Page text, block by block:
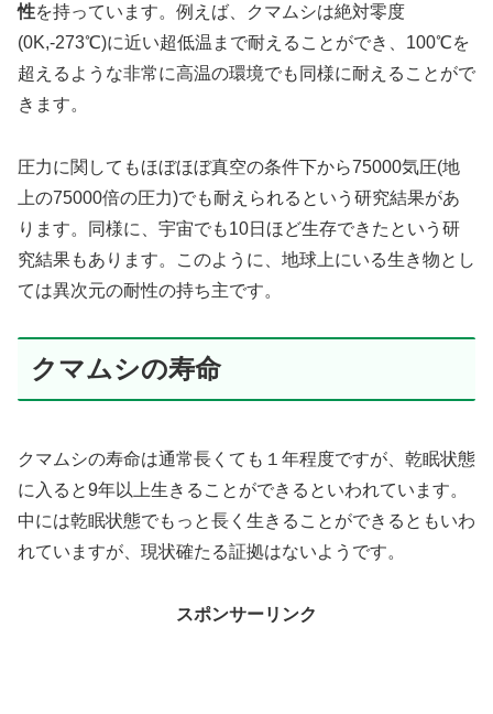
性を持っています。例えば、クマムシは絶対零度
(0K,-273℃)に近い超低温まで耐えることができ、100℃を
超えるような非常に高温の環境でも同様に耐えることがで
きます。
圧力に関してもほぼほぼ真空の条件下から75000気圧(地
上の75000倍の圧力)でも耐えられるという研究結果があ
ります。同様に、宇宙でも10日ほど生存できたという研
究結果もあります。このように、地球上にいる生き物とし
ては異次元の耐性の持ち主です。
クマムシの寿命
クマムシの寿命は通常長くても１年程度ですが、乾眠状態
に入ると9年以上生きることができるといわれています。
中には乾眠状態でもっと長く生きることができるともいわ
れていますが、現状確たる証拠はないようです。
スポンサーリンク